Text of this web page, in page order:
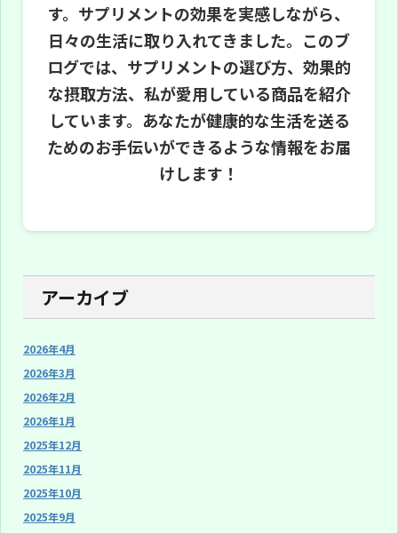
す。サプリメントの効果を実感しながら、
日々の生活に取り入れてきました。このブ
ログでは、サプリメントの選び方、効果的
な摂取方法、私が愛用している商品を紹介
しています。あなたが健康的な生活を送る
ためのお手伝いができるような情報をお届
けします！
アーカイブ
2026年4月
2026年3月
2026年2月
2026年1月
2025年12月
2025年11月
2025年10月
2025年9月